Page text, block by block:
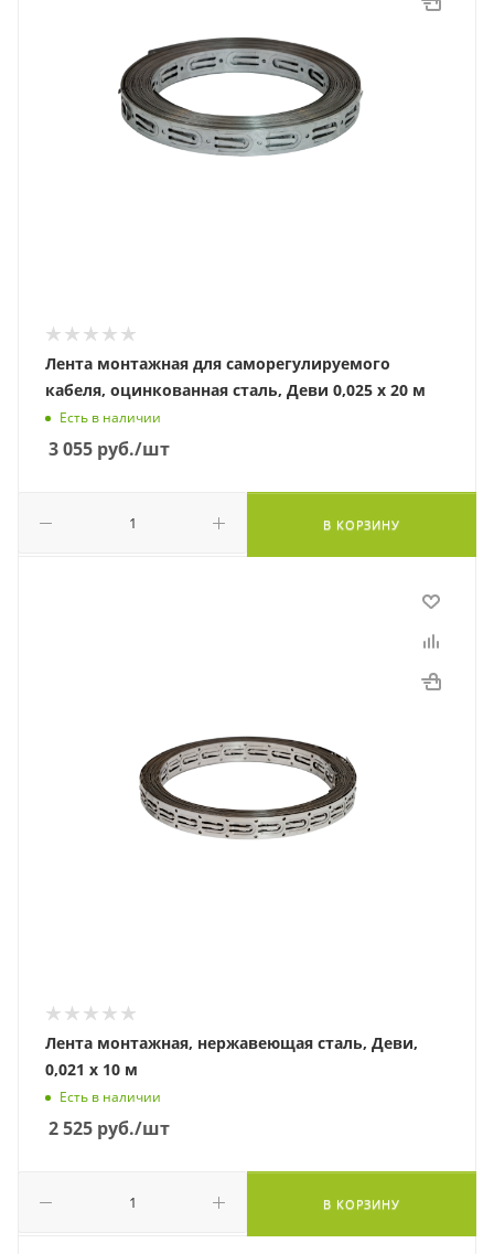
Лента монтажная для саморегулируемого
кабеля, оцинкованная сталь, Деви 0,025 х 20 м
Есть в наличии
3 055 руб./шт
В КОРЗИНУ
Лента монтажная, нержавеющая сталь, Деви,
0,021 х 10 м
Есть в наличии
2 525 руб./шт
В КОРЗИНУ